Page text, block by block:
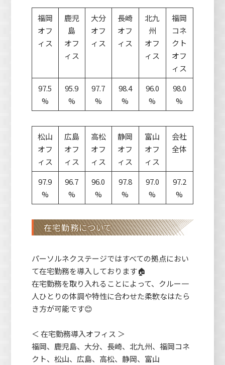
福岡
オフ
ィス
鹿児
島
オフ
ィス
大分
オフ
ィス
長崎
オフ
ィス
北九
州
オフ
ィス
福岡
コネ
クト
オフ
ィス
97.5
%
95.9
%
97.7
%
98.4
%
96.0
%
98.0
%
松山
オフ
ィス
広島
オフ
ィス
高松
オフ
ィス
静岡
オフ
ィス
富山
オフ
ィス
会社
全体
97.9
%
96.7
%
96.0
%
97.8
%
97.0
%
97.2
%
在宅勤務について
パーソルネクステージではすべての拠点におい
て在宅勤務を導入しております🏠
在宅勤務を取り入れることによって、クルー一
人ひとりの体調や特性に合わせた柔軟なはたら
き方が可能です😊
＜ 在宅勤務導入オフィス ＞
福岡、鹿児島、大分、長崎、北九州、福岡コネ
クト、松山、広島、高松、静岡、富山